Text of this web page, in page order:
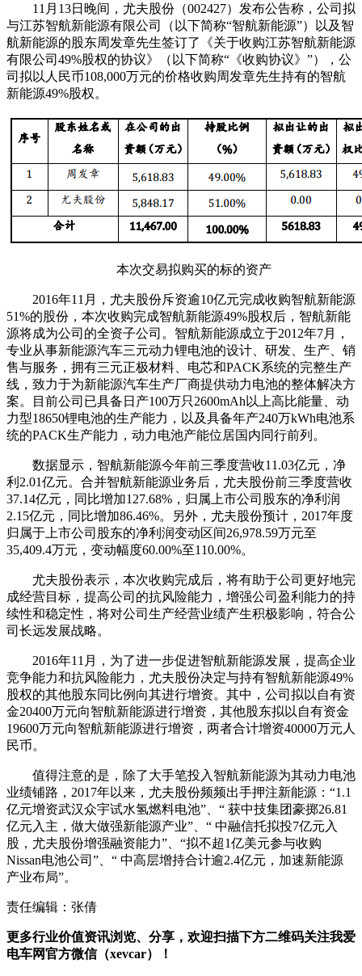
11月13日晚间，尤夫股份（002427）发布公告称，公司拟
与江苏智航新能源有限公司（以下简称“智航新能源”）以及智
航新能源的股东周发章先生签订了《关于收购江苏智航新能源
有限公司49%股权的协议》（以下简称“《收购协议》”），公
司拟以人民币108,000万元的价格收购周发章先生持有的智航
新能源49%股权。
本次交易拟购买的标的资产
2016年11月，尤夫股份斥资逾10亿元完成收购智航新能源
51%的股份，本次收购完成智航新能源49%股权后，智航新能
源将成为公司的全资子公司。 智航新能源成立于2012年7月，
专业从事新能源汽车三元动力锂电池的设计、研发、生产、销
售与服务，拥有三元正极材料、电芯和PACK系统的完整生产
线，致力于为新能源汽车生产厂商提供动力电池的整体解决方
案。目前公司已具备日产100万只2600mAh以上高比能量、动
力型18650锂电池的生产能力，以及具备年产240万kWh电池系
统的PACK生产能力，动力电池产能位居国内同行前列。
数据显示，智航新能源今年前三季度营收11.03亿元，净
利2.01亿元。合并智航新能源业务后，尤夫股份前三季度营收
37.14亿元，同比增加127.68%，归属上市公司股东的净利润
2.15亿元，同比增加86.46%。另外，尤夫股份预计，2017年度
归属于上市公司股东的净利润变动区间26,978.59万元至
35,409.4万元，变动幅度60.00%至110.00%。
尤夫股份表示，本次收购完成后，将有助于公司更好地完
成经营目标，提高公司的抗风险能力，增强公司盈利能力的持
续性和稳定性，将对公司生产经营业绩产生积极影响，符合公
司长远发展战略。
2016年11月，为了进一步促进智航新能源发展，提高企业
竞争能力和抗风险能力，尤夫股份决定与持有智航新能源49%
股权的其他股东同比例向其进行增资。其中，公司拟以自有资
金20400万元向智航新能源进行增资，其他股东拟以自有资金
19600万元向智航新能源进行增资，两者合计增资40000万元人
民币。
值得注意的是，除了大手笔投入智航新能源为其动力电池
业绩铺路，2017年以来，尤夫股份频频出手押注新能源：“1.1
亿元增资武汉众宇试水氢燃料电池”、“ 获中技集团豪掷26.81
亿元入主，做大做强新能源产业”、“ 中融信托拟投7亿元入
股，尤夫股份增强融资能力”、“拟不超1亿美元参与收购
Nissan电池公司”、“ 中高层增持合计逾2.4亿元，加速新能源
产业布局”。
责任编辑：张倩
更多行业价值资讯浏览、分享，欢迎扫描下方二维码关注我爱
电车网官方微信（xevcar）！